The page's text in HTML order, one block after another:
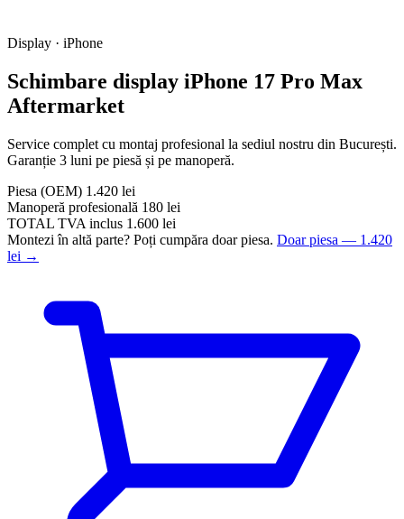
Display · iPhone
Schimbare display iPhone 17 Pro Max
Aftermarket
Service complet cu montaj profesional la sediul nostru din București.
Garanție 3 luni pe piesă și pe manoperă.
Piesa (OEM) 1.420 lei
Manoperă profesională 180 lei
TOTAL TVA inclus 1.600 lei
Montezi în altă parte? Poți cumpăra doar piesa. Doar piesa — 1.420
lei →